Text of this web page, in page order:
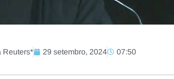
Reuters* 29 setembro, 2024 07:50